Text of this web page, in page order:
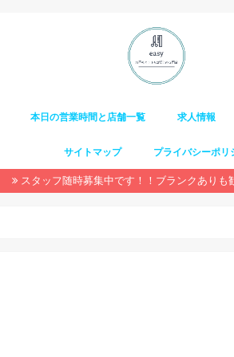
本日の営業時間と店舗一覧 求人情報
サイトマップ プライバシーポリ
スタッフ随時募集中です！！ブランクありも